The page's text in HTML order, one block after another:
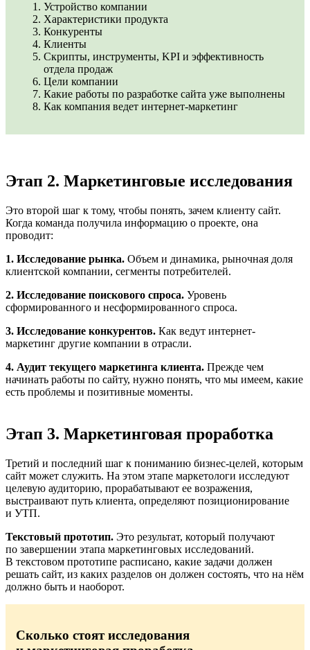
Устройство компании
Характеристики продукта
Конкуренты
Клиенты
Скрипты, инструменты, KPI и эффективность
отдела продаж
Цели компании
Какие работы по разработке сайта уже выполнены
Как компания ведет интернет-маркетинг
Этап 2. Маркетинговые исследования
Это второй шаг к тому, чтобы понять, зачем клиенту сайт.
Когда команда получила информацию о проекте, она
проводит:
1. Исследование рынка. Объем и динамика, рыночная доля
клиентской компании, сегменты потребителей.
2. Исследование поискового спроса. Уровень
сформированного и несформированного спроса.
3. Исследование конкурентов. Как ведут интернет-
маркетинг другие компании в отрасли.
4. Аудит текущего маркетинга клиента. Прежде чем
начинать работы по сайту, нужно понять, что мы имеем, какие
есть проблемы и позитивные моменты.
Этап 3. Маркетинговая проработка
Третий и последний шаг к пониманию бизнес-целей, которым
сайт может служить. На этом этапе маркетологи исследуют
целевую аудиторию, прорабатывают ее возражения,
выстраивают путь клиента, определяют позиционирование
и УТП.
Текстовый прототип. Это результат, который получают
по завершении этапа маркетинговых исследований.
В текстовом прототипе расписано, какие задачи должен
решать сайт, из каких разделов он должен состоять, что на нём
должно быть и наоборот.
Сколько стоят исследования